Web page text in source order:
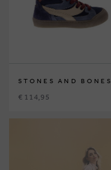
STONES AND BONES
€ 114,95